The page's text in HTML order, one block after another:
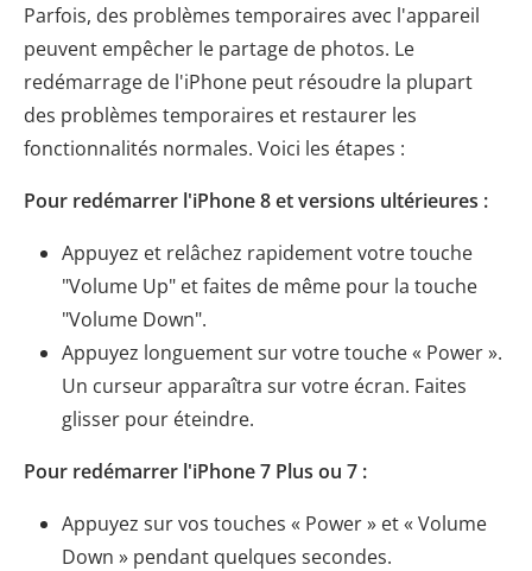
Parfois, des problèmes temporaires avec l'appareil
peuvent empêcher le partage de photos. Le
redémarrage de l'iPhone peut résoudre la plupart
des problèmes temporaires et restaurer les
fonctionnalités normales. Voici les étapes :
Pour redémarrer l'iPhone 8 et versions ultérieures :
Appuyez et relâchez rapidement votre touche
"Volume Up" et faites de même pour la touche
"Volume Down".
Appuyez longuement sur votre touche « Power ».
Un curseur apparaîtra sur votre écran. Faites
glisser pour éteindre.
Pour redémarrer l'iPhone 7 Plus ou 7 :
Appuyez sur vos touches « Power » et « Volume
Down » pendant quelques secondes.